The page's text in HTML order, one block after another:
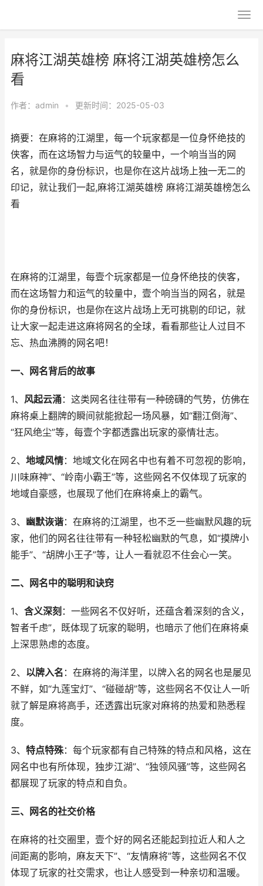
麻将江湖英雄榜 麻将江湖英雄榜怎么
看
作者： admin • 更新时间：2025-05-03
摘要：在麻将的江湖里，每一个玩家都是一位身怀绝技的
侠客，而在这场智力与运气的较量中，一个响当当的网
名，就是你的身份标识，也是你在这片战场上独一无二的
印记，就让我们一起,麻将江湖英雄榜 麻将江湖英雄榜怎么
看
在麻将的江湖里，每壹个玩家都是一位身怀绝技的侠客，
而在这场智力和运气的较量中，壹个响当当的网名，就是
你的身份标识，也是你在这片战场上无可挑剔的印记，就
让大家一起走进这麻将网名的全球，看看那些让人过目不
忘、热血沸腾的网名吧！
一、网名背后的故事
1、 风起云涌：这类网名往往带有一种磅礴的气势，仿佛在
麻将桌上翻牌的瞬间就能掀起一场风暴，如“翻江倒海”、
“狂风绝尘”等，每壹个字都透露出玩家的豪情壮志。
2、 地域风情：地域文化在网名中也有着不可忽视的影响，
川味麻神”、“岭南小霸王”等，这些网名不仅体现了玩家的
地域自豪感，也展现了他们在麻将桌上的霸气。
3、 幽默诙谐：在麻将的江湖里，也不乏一些幽默风趣的玩
家，他们的网名往往带有一种轻松幽默的气息，如“摸牌小
能手”、“胡牌小王子”等，让人一看就忍不住会心一笑。
二、网名中的聪明和诀窍
1、 含义深刻 ：一些网名不仅好听，还蕴含着深刻的含义，
智者千虑”，既体现了玩家的聪明，也暗示了他们在麻将桌
上深思熟虑的态度。
2、 以牌入名 ：在麻将的海洋里，以牌入名的网名也是屡见
不鲜，如“九莲宝灯”、“碰碰胡”等，这些网名不仅让人一听
就了解是麻将高手，还透露出玩家对麻将的热爱和熟悉程
度。
3、 特点特殊：每个玩家都有自己特殊的特点和风格，这在
网名中也有所体现，独步江湖”、“独领风骚”等，这些网名
都展现了玩家的特点和自负。
三、网名的社交价格
在麻将的社交圈里，壹个好的网名还能起到拉近人和人之
间距离的影响，麻友天下”、“友情麻将”等，这些网名不仅
体现了玩家的社交需求，也让人感受到一种亲切和温暖。